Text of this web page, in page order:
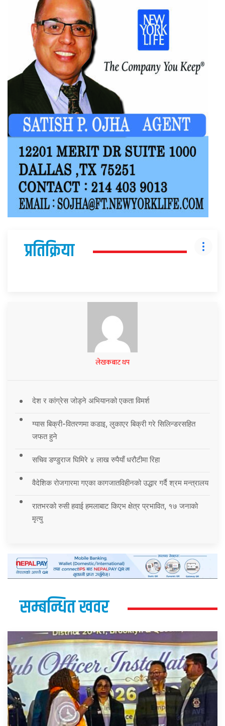
प्रतिक्रिया
लेखकबाट थप
देश र कांग्रेस जोड्ने अभियानको एकता विमर्श
ग्यास बिक्री-वितरणमा कडाइ, लुकाएर बिक्री गरे सिलिन्डरसहित
जफत हुने
सचिव डण्डुराज घिमिरे ४ लाख रुपैयाँ धरौटीमा रिहा
वैदेशिक रोजगारमा गएका कागजातविहीनको उद्धार गर्दै श्रम मन्त्रालय
रातभरको रुसी हवाई हमलाबाट किएभ क्षेत्र प्रभावित, १७ जनाको
मृत्यु
सम्बन्धित खवर